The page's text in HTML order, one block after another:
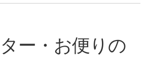
ー・お便りの